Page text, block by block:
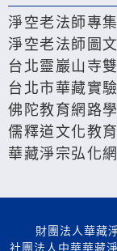
淨空老法師專
淨空老法師圖
台北靈巖山寺
台北市華藏實
佛陀教育網路
儒釋道文化教
華藏淨宗弘化
財團法人華藏
社團法人中華華藏